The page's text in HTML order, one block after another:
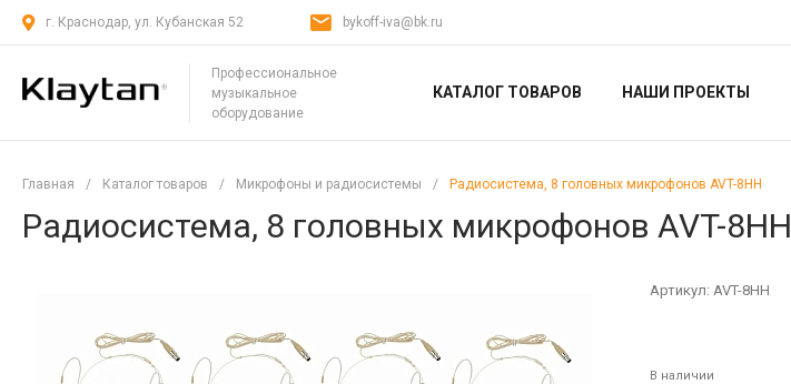
г. Краснодар, ул. Кубанская 52 bykoff-iva@bk.ru
Профессиональное
музыкальное
оборудование
КАТАЛОГ ТОВАРОВ НАШИ ПРОЕКТЫ
Главная / Каталог товаров / Микрофоны и радиосистемы / Радиосистема, 8 головных микрофонов AVT-8HH
Радиосистема, 8 головных микрофонов AVT-8HH
Артикул:AVT-8HH
В наличии